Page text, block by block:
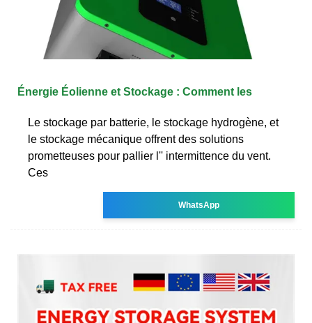
Énergie Éolienne et Stockage : Comment les
Le stockage par batterie, le stockage hydrogène, et
le stockage mécanique offrent des solutions
prometteuses pour pallier l'' intermittence du vent.
Ces
WhatsApp